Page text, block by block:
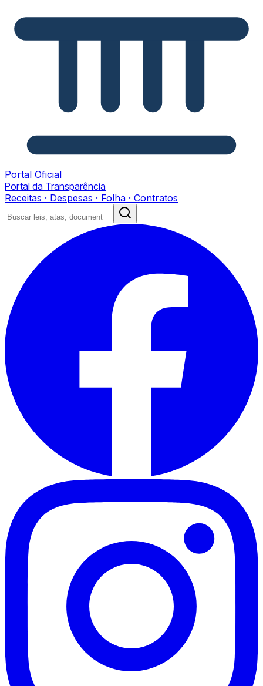
Portal Oficial
Portal da Transparência
Receitas · Despesas · Folha · Contratos